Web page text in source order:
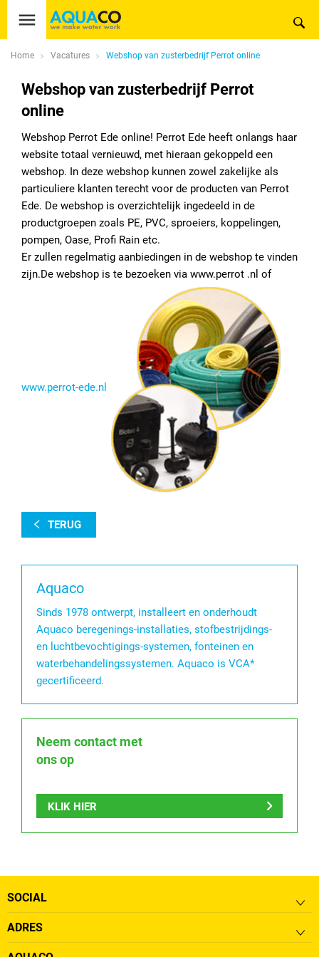
Home Vacatures Webshop van zusterbedrijf Perrot online
Webshop van zusterbedrijf Perrot
online
Webshop Perrot Ede online! Perrot Ede heeft onlangs haar
website totaal vernieuwd, met hieraan gekoppeld een
webshop. In deze webshop kunnen zowel zakelijke als
particuliere klanten terecht voor de producten van Perrot
Ede. De webshop is overzichtelijk ingedeeld in de
productgroepen zoals PE, PVC, sproeiers, koppelingen,
pompen, Oase, Profi Rain etc.
Er zullen regelmatig aanbiedingen in de webshop te vinden
zijn.De webshop is te bezoeken via www.perrot .nl of
www.perrot-ede.nl
TERUG
Aquaco
Sinds 1978 ontwerpt, installeert en onderhoudt
Aquaco beregenings-installaties, stofbestrijdings-
en luchtbevochtigings-systemen, fonteinen en
waterbehandelingssystemen. Aquaco is VCA*
gecertificeerd.
Neem contact met
ons op
KLIK HIER
SOCIAL
ADRES